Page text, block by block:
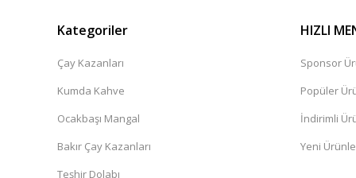
Kategoriler
Çay Kazanları
Kumda Kahve
Ocakbaşı Mangal
Bakır Çay Kazanları
Teşhir Dolabı
HIZLI
Sponsor
Popüler
İndirimli
Yeni